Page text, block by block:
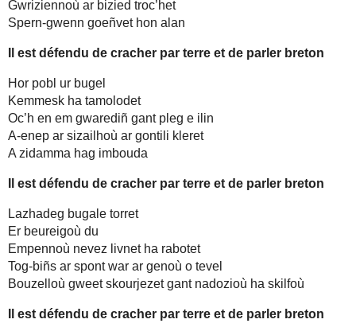
Gwriziennoù ar bizied troc’het
Spern-gwenn goeñvet hon alan
Il est défendu de cracher par terre et de parler breton
Hor pobl ur bugel
Kemmesk ha tamolodet
Oc’h en em gwarediñ gant pleg e ilin
A-enep ar sizailhoù ar gontili kleret
A zidamma hag imbouda
Il est défendu de cracher par terre et de parler breton
Lazhadeg bugale torret
Er beureigoù du
Empennoù nevez livnet ha rabotet
Tog-biñs ar spont war ar genoù o tevel
Bouzelloù gweet skourjezet gant nadozioù ha skilfoù
Il est défendu de cracher par terre et de parler breton